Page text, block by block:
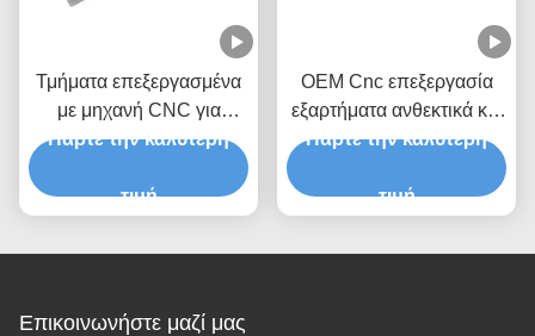
Τμήματα επεξεργασμένα
με μηχανή CNC για
χάλυβα από χαλκό και
Πάρτε την καλύτερη
τιμή
OEM Cnc επεξεργασία
εξαρτήματα ανθεκτικά και
υψηλής ακρίβειας
Cnc επεξεργασία
Πάρτε την καλύτερη
τιμή
Επικοινωνήστε μαζί μας